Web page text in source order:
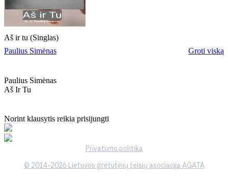
Aš ir tu (Singlas)
Paulius Simėnas
Groti viską
Paulius Simėnas
Aš Ir Tu
Norint klausytis reikia prisijungti
Privatumo politika
© 2014-2026 Lietuvos gretutinių teisių asociacija AGATA